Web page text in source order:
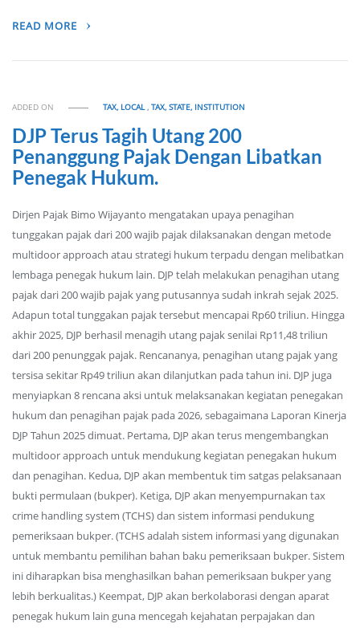
READ MORE
ADDED ON TAX, LOCAL,TAX, STATE, INSTITUTION
DJP Terus Tagih Utang 200
Penanggung Pajak Dengan Libatkan
Penegak Hukum.
Dirjen Pajak Bimo Wijayanto mengatakan upaya penagihan
tunggakan pajak dari 200 wajib pajak dilaksanakan dengan metode
multidoor approach atau strategi hukum terpadu dengan melibatkan
lembaga penegak hukum lain. DJP telah melakukan penagihan utang
pajak dari 200 wajib pajak yang putusannya sudah inkrah sejak 2025.
Adapun total tunggakan pajak tersebut mencapai Rp60 triliun. Hingga
akhir 2025, DJP berhasil menagih utang pajak senilai Rp11,48 triliun
dari 200 penunggak pajak. Rencananya, penagihan utang pajak yang
tersisa sekitar Rp49 triliun akan dilanjutkan pada tahun ini. DJP juga
menyiapkan 8 rencana aksi untuk melaksanakan kegiatan penegakan
hukum dan penagihan pajak pada 2026, sebagaimana Laporan Kinerja
DJP Tahun 2025 dimuat. Pertama, DJP akan terus mengembangkan
multidoor approach untuk mendukung kegiatan penegakan hukum
dan penagihan. Kedua, DJP akan membentuk tim satgas pelaksanaan
bukti permulaan (bukper). Ketiga, DJP akan menyempurnakan tax
crime handling system (TCHS) dan sistem informasi pendukung
pemeriksaan bukper. (TCHS adalah sistem informasi yang digunakan
untuk membantu pemilihan bahan baku pemeriksaan bukper. Sistem
ini diharapkan bisa menghasilkan bahan pemeriksaan bukper yang
lebih berkualitas.) Keempat, DJP akan berkolaborasi dengan aparat
penegak hukum lain guna mencegah kejahatan perpajakan dan